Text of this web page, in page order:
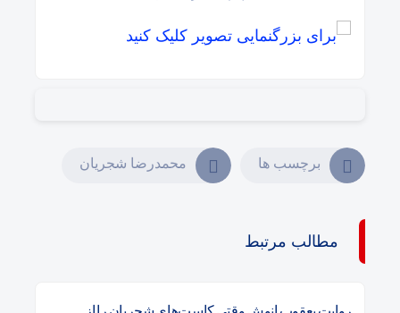
برچسب ها محمدرضا شجریان
مطالب مرتبط